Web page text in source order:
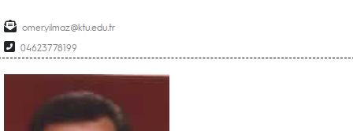
omer.yilmaz
04623778199